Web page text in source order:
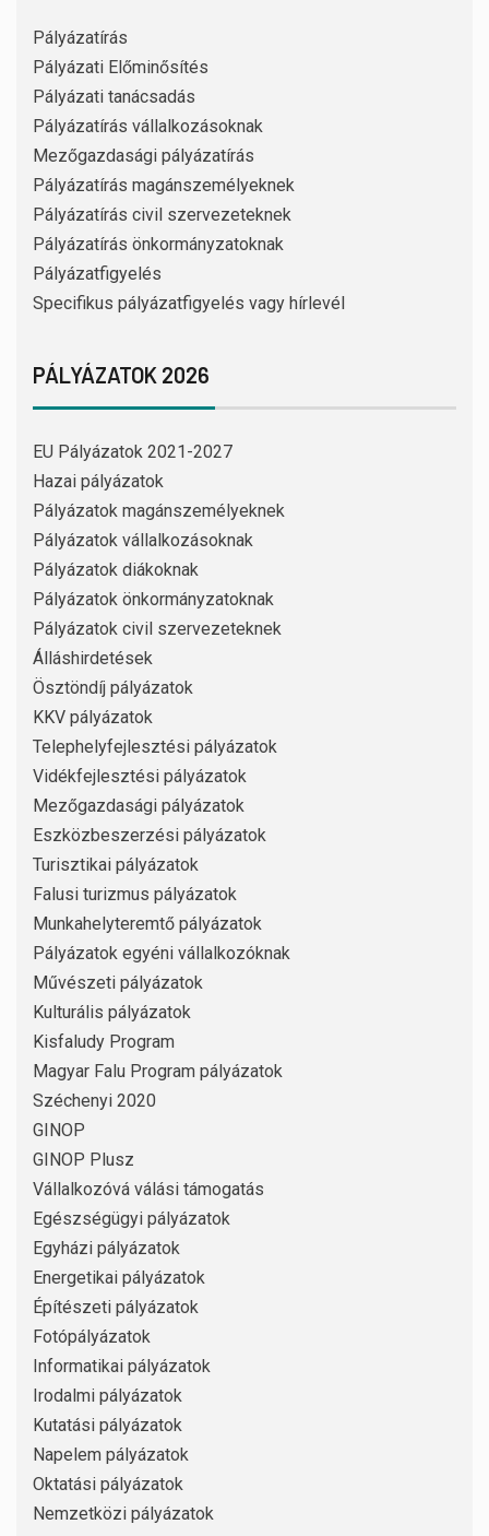
Pályázatírás
Pályázati Előminősítés
Pályázati tanácsadás
Pályázatírás vállalkozásoknak
Mezőgazdasági pályázatírás
Pályázatírás magánszemélyeknek
Pályázatírás civil szervezeteknek
Pályázatírás önkormányzatoknak
Pályázatfigyelés
Specifikus pályázatfigyelés vagy hírlevél
PÁLYÁZATOK 2026
EU Pályázatok 2021-2027
Hazai pályázatok
Pályázatok magánszemélyeknek
Pályázatok vállalkozásoknak
Pályázatok diákoknak
Pályázatok önkormányzatoknak
Pályázatok civil szervezeteknek
Álláshirdetések
Ösztöndíj pályázatok
KKV pályázatok
Telephelyfejlesztési pályázatok
Vidékfejlesztési pályázatok
Mezőgazdasági pályázatok
Eszközbeszerzési pályázatok
Turisztikai pályázatok
Falusi turizmus pályázatok
Munkahelyteremtő pályázatok
Pályázatok egyéni vállalkozóknak
Művészeti pályázatok
Kulturális pályázatok
Kisfaludy Program
Magyar Falu Program pályázatok
Széchenyi 2020
GINOP
GINOP Plusz
Vállalkozóvá válási támogatás
Egészségügyi pályázatok
Egyházi pályázatok
Energetikai pályázatok
Építészeti pályázatok
Fotópályázatok
Informatikai pályázatok
Irodalmi pályázatok
Kutatási pályázatok
Napelem pályázatok
Oktatási pályázatok
Nemzetközi pályázatok